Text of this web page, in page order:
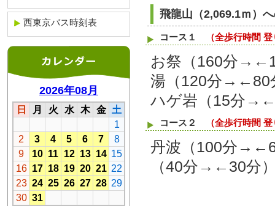
飛龍山（2,069.1ｍ）
コース１ （全歩行時間
お祭（160分
湯（120分→←80
ハゲ岩（15分
コース２ （全歩行時間
丹波（100分
（40分→←30分
西東京バス時刻表